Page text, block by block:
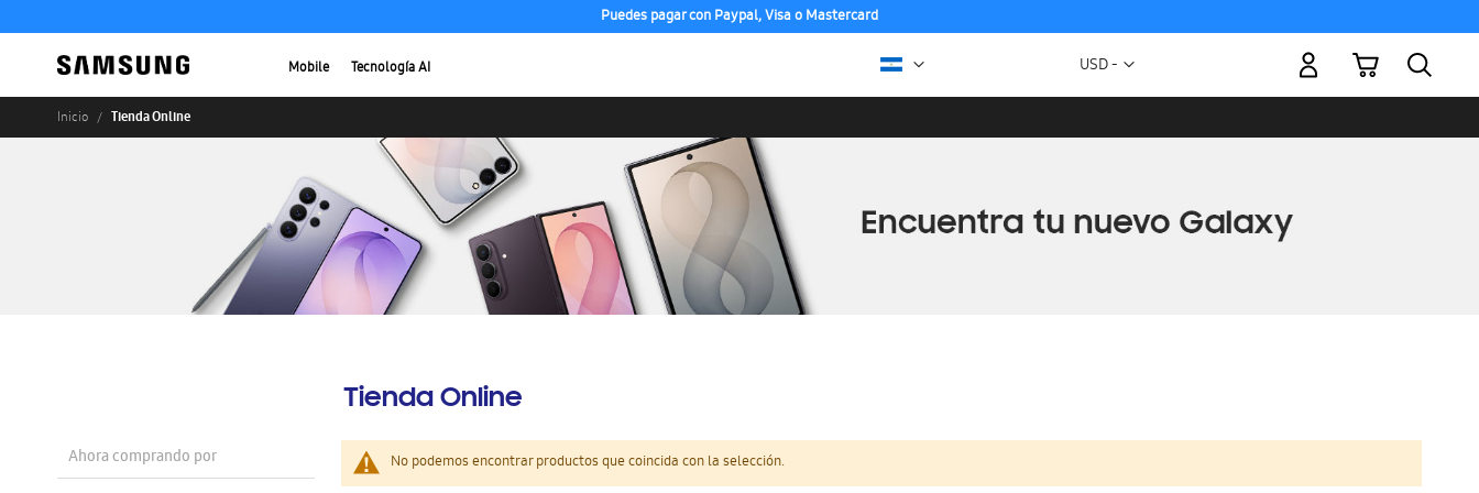
Puedes pagar con Paypal, Visa o Mastercard
Mobile Tecnología AI Moneda
USD -
Mi carrito
Inicio Tienda Online
Tienda Online
No podemos encontrar productos que coincida con la selección.
Ahora comprando por